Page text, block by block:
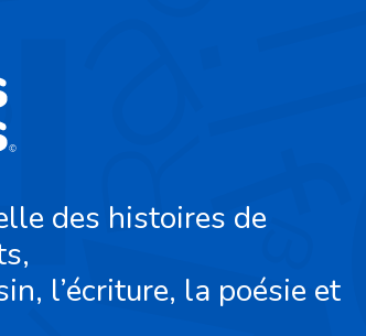
des histoires de
l’écriture, la poésie et